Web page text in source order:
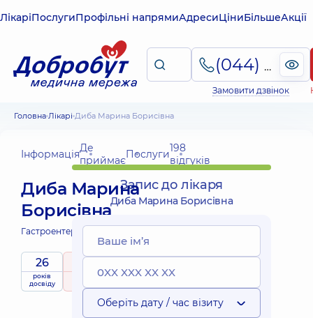
ЛікаріПослугиПрофільні напрямиАдресиЦіниБільшеАкції
(044) 495-2-888
Замовити дзвінок
Головна Лікарі Диба Марина Борисівна
ІнформаціяДе
приймаєПослуги198
відгуків
Диба Марина
Борисівна
Гастроентеролог дитячий;
26
років
досвіду
рейтингна підставі
Експерт
Запис до лікаря
Диба Марина Борисівна
Оберіть дату / час візиту